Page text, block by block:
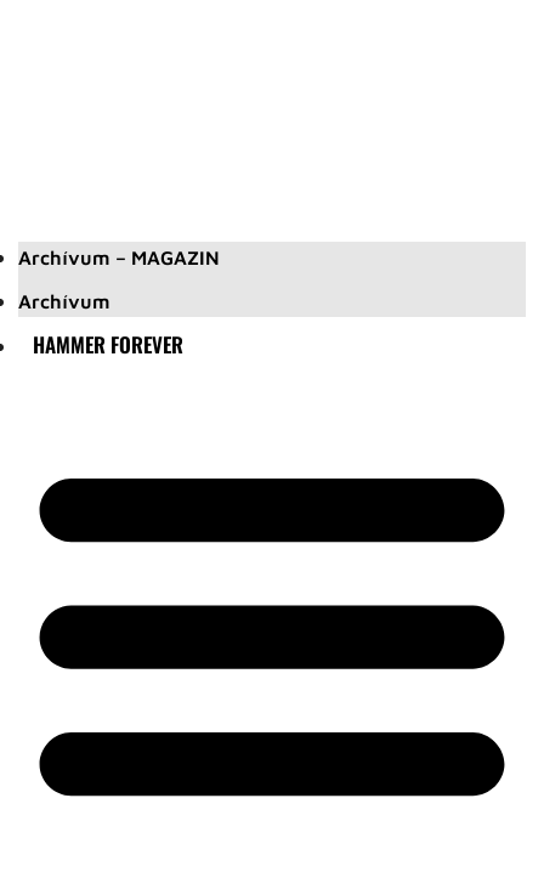
Archívum – MAGAZIN
Archívum
HAMMER FOREVER